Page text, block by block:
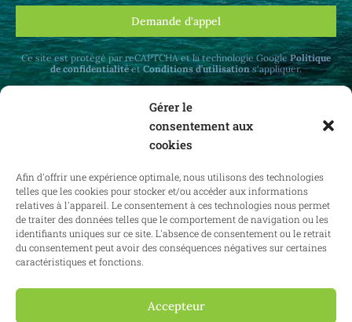
Gérer le
consentement aux
cookies
Afin d'offrir une expérience optimale, nous utilisons des technologies
telles que les cookies pour stocker et/ou accéder aux informations
relatives à l'appareil. Le consentement à ces technologies nous permet
de traiter des données telles que le comportement de navigation ou les
identifiants uniques sur ce site. L'absence de consentement ou le retrait
du consentement peut avoir des conséquences négatives sur certaines
caractéristiques et fonctions.
Accepteur
Demande d'appel
Ce site est protégé par reCAPTCHA et la technologie GooglePolitique
de confidentialitéetConditions d'utilisation s'appliquer.
Recevez des mises à jour mensuelles sur le
droit immobilier en Belgique et à l'étranger.